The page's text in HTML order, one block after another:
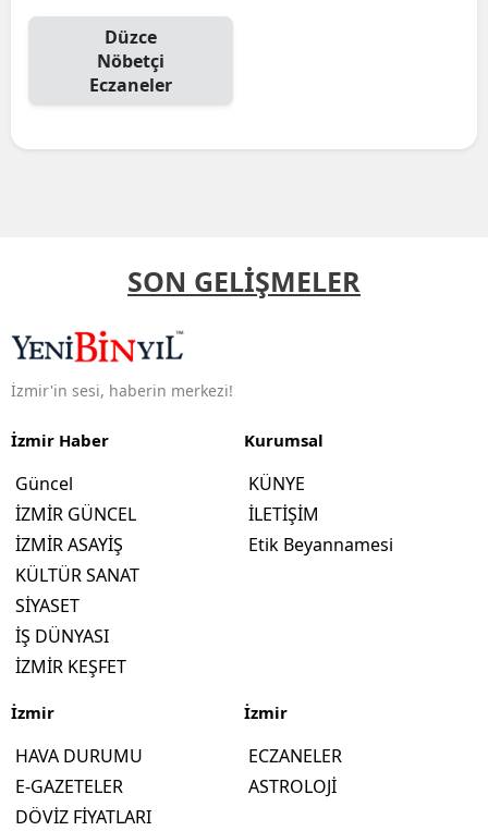
Düzce
Nöbetçi
Eczaneler
SON GELİŞMELER
İzmir'in sesi, haberin merkezi!
İzmir Haber
Güncel
İZMİR GÜNCEL
İZMİR ASAYİŞ
KÜLTÜR SANAT
SİYASET
İŞ DÜNYASI
İZMİR KEŞFET
Kurumsal
KÜNYE
İLETİŞİM
Etik Beyannamesi
İzmir
HAVA DURUMU
E-GAZETELER
DÖVİZ FİYATLARI
İzmir
ECZANELER
ASTROLOJİ